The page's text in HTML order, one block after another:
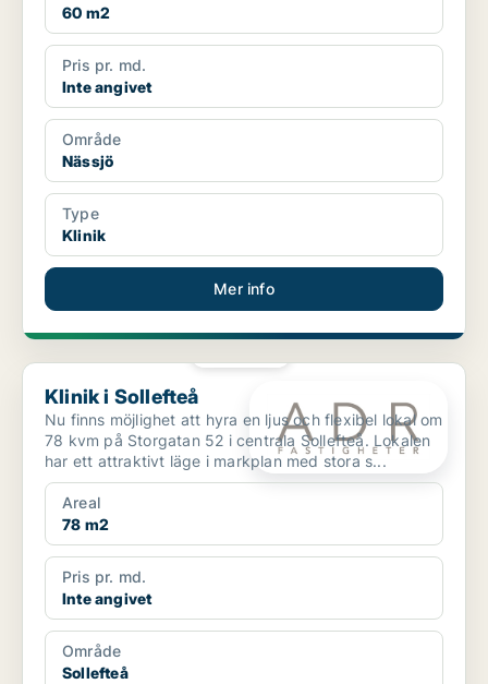
60 m2
Pris pr. md.
Inte angivet
Område
Nässjö
Type
Klinik
Mer info
Klinik i Sollefteå
Klinik i Sollefteå
Nu finns möjlighet att hyra en ljus och flexibel lokal om
78 kvm på Storgatan 52 i centrala Sollefteå. Lokalen
har ett attraktivt läge i markplan med stora s...
Areal
78 m2
Pris pr. md.
Inte angivet
Område
Sollefteå